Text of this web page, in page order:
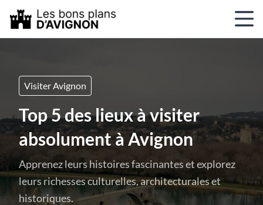
Visiter Avignon
Top 5 des lieux à visiter
absolument à Avignon
Apprenez leurs histoires fascinantes et explorez
leurs richesses culturelles, architecturales et
historiques.